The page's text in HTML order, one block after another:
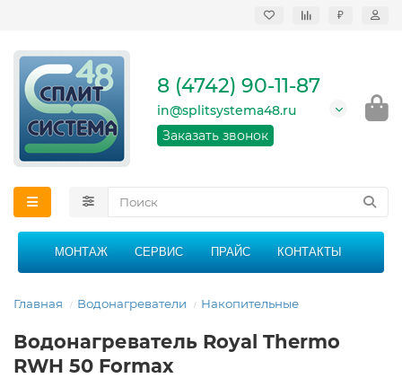
₽
кондиционеров в
области
График работы: 9:00 -
21:00 без перерыва и
8 (4742) 90-11-87
in@splitsystema48.ru
Заказать звонок
МОНТАЖ СЕРВИС ПРАЙС КОНТАКТЫ
Главная Водонагреватели Накопительные
Водонагреватель Royal Thermo
RWH 50 Formax